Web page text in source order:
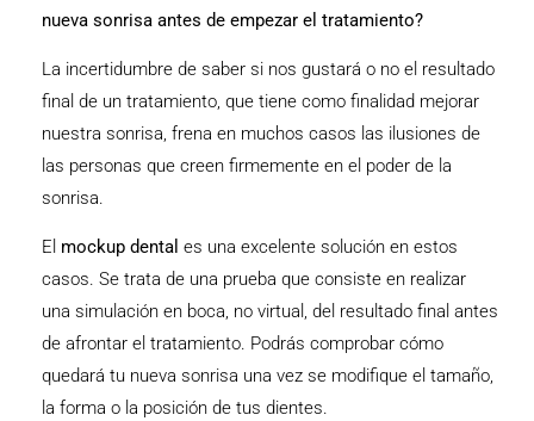
nueva sonrisa antes de empezar el tratamiento?
La incertidumbre de saber si nos gustará o no el resultado
final de un tratamiento, que tiene como finalidad mejorar
nuestra sonrisa, frena en muchos casos las ilusiones de
las personas que creen firmemente en el poder de la
sonrisa.
El mockup dental es una excelente solución en estos
casos. Se trata de una prueba que consiste en realizar
una simulación en boca, no virtual, del resultado final antes
de afrontar el tratamiento. Podrás comprobar cómo
quedará tu nueva sonrisa una vez se modifique el tamaño,
la forma o la posición de tus dientes.